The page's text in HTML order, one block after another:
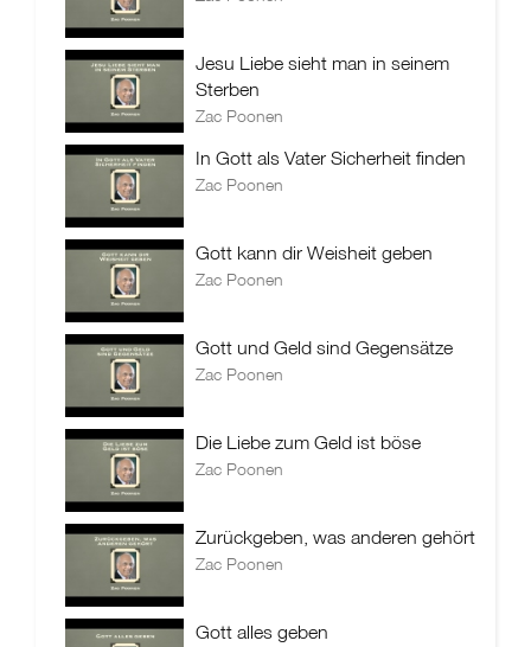
Jesu Liebe sieht man in seinem
Sterben
Zac Poonen
In Gott als Vater Sicherheit finden
Zac Poonen
Gott kann dir Weisheit geben
Zac Poonen
Gott und Geld sind Gegensätze
Zac Poonen
Die Liebe zum Geld ist böse
Zac Poonen
Zurückgeben, was anderen gehört
Zac Poonen
Gott alles geben